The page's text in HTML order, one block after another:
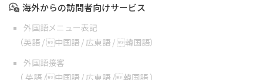
海外からの訪問者向けサービス
外国語メニュー表記
（英語 /中国語 / 広東語 /韓国語）
外国語接客
（ 英語 /中国語 / 広東語 /韓国語 ）